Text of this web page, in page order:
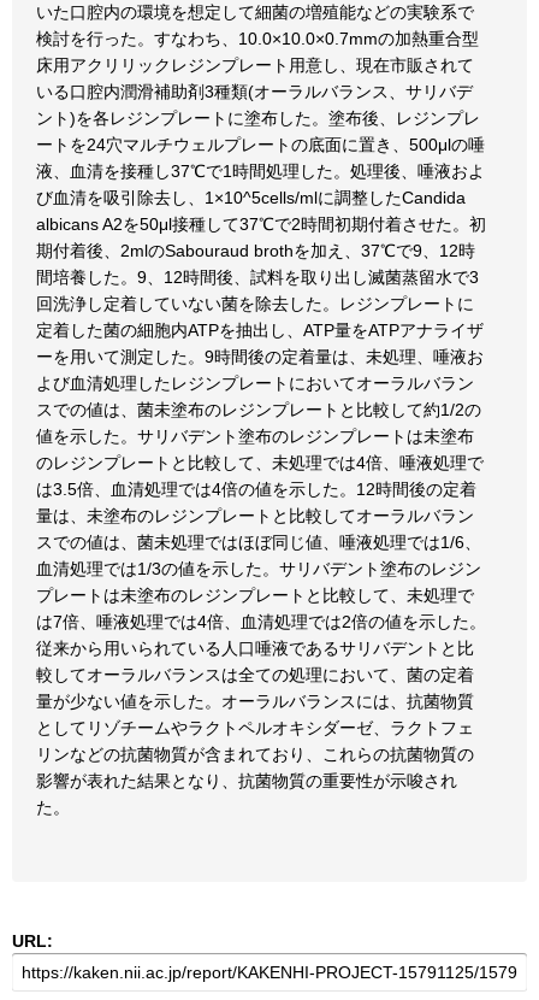
いた口腔内の環境を想定して細菌の増殖能などの実験系で
検討を行った。すなわち、10.0×10.0×0.7mmの加熱重合型
床用アクリリックレジンプレート用意し、現在市販されて
いる口腔内潤滑補助剤3種類(オーラルバランス、サリバデ
ント)を各レジンプレートに塗布した。塗布後、レジンプレ
ートを24穴マルチウェルプレートの底面に置き、500μlの唾
液、血清を接種し37℃で1時間処理した。処理後、唾液およ
び血清を吸引除去し、1×10^5cells/mlに調整したCandida
albicans A2を50μl接種して37℃で2時間初期付着させた。初
期付着後、2mlのSabouraud brothを加え、37℃で9、12時
間培養した。9、12時間後、試料を取り出し滅菌蒸留水で3
回洗浄し定着していない菌を除去した。レジンプレートに
定着した菌の細胞内ATPを抽出し、ATP量をATPアナライザ
ーを用いて測定した。9時間後の定着量は、未処理、唾液お
よび血清処理したレジンプレートにおいてオーラルバラン
スでの値は、菌未塗布のレジンプレートと比較して約1/2の
値を示した。サリバデント塗布のレジンプレートは未塗布
のレジンプレートと比較して、未処理では4倍、唾液処理で
は3.5倍、血清処理では4倍の値を示した。12時間後の定着
量は、未塗布のレジンプレートと比較してオーラルバラン
スでの値は、菌未処理ではほぼ同じ値、唾液処理では1/6、
血清処理では1/3の値を示した。サリバデント塗布のレジン
プレートは未塗布のレジンプレートと比較して、未処理で
は7倍、唾液処理では4倍、血清処理では2倍の値を示した。
従来から用いられている人口唾液であるサリバデントと比
較してオーラルバランスは全ての処理において、菌の定着
量が少ない値を示した。オーラルバランスには、抗菌物質
としてリゾチームやラクトペルオキシダーゼ、ラクトフェ
リンなどの抗菌物質が含まれており、これらの抗菌物質の
影響が表れた結果となり、抗菌物質の重要性が示唆され
た。
URL: